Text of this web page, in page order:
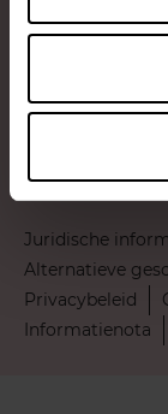
Juridische
Alternatieve
Privacybeleid
Informatienota